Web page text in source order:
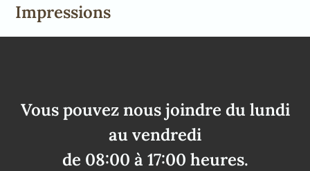
Impressions
Vous pouvez nous joindre du lundi
au vendredi
de 08:00 à 17:00 heures.